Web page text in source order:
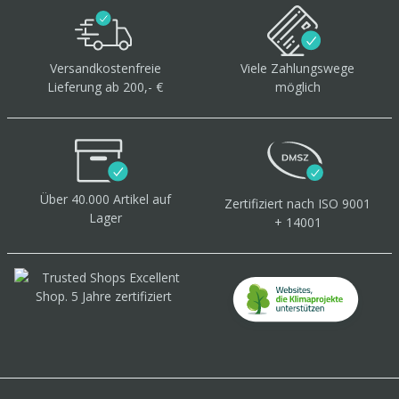
Versandkostenfreie
Lieferung ab 200,- €
Viele Zahlungswege
möglich
Über 40.000 Artikel auf
Lager
Zertifiziert nach ISO 9001
+ 14001